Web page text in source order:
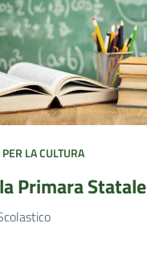
LA CULTURA
Primara Statale